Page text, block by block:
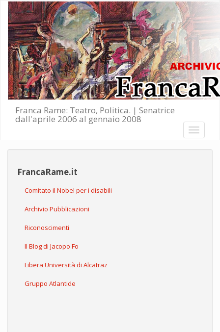
Salta al contenuto principale
Franca Rame: Teatro, Politica. | Senatrice
dall'aprile 2006 al gennaio 2008
Toggle
FrancaRame.it
Comitato il Nobel per i disabili
Archivio Pubblicazioni
Riconoscimenti
Il Blog di Jacopo Fo
Libera Università di Alcatraz
Gruppo Atlantide